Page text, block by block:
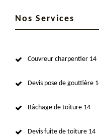
Nos Services
Couvreur charpentier 14
Devis pose de gouttière
Bâchage de toiture 14
Devis fuite de toiture 14